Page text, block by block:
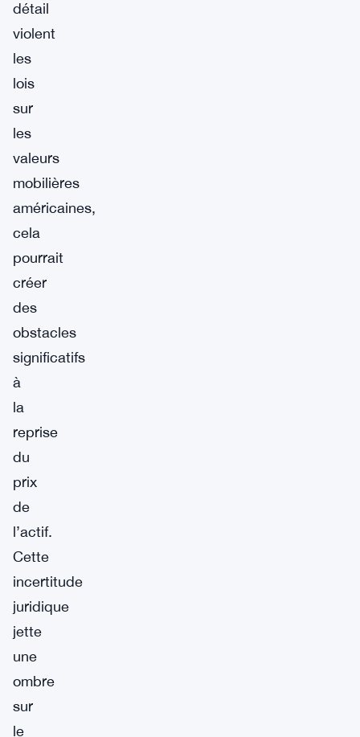
détail
violent
les
lois
sur
les
valeurs
mobilières
américaines,
cela
pourrait
créer
des
obstacles
significatifs
à
la
reprise
du
prix
de
l’actif.
Cette
incertitude
juridique
jette
une
ombre
sur
le